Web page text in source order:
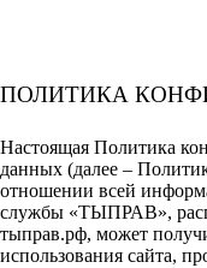
ПОЛИТИКА
Настоящая Политика
данных (далее –
отношении всей
службы «ТЫПРАВ»,
тыправ.рф, может
использования сайта,